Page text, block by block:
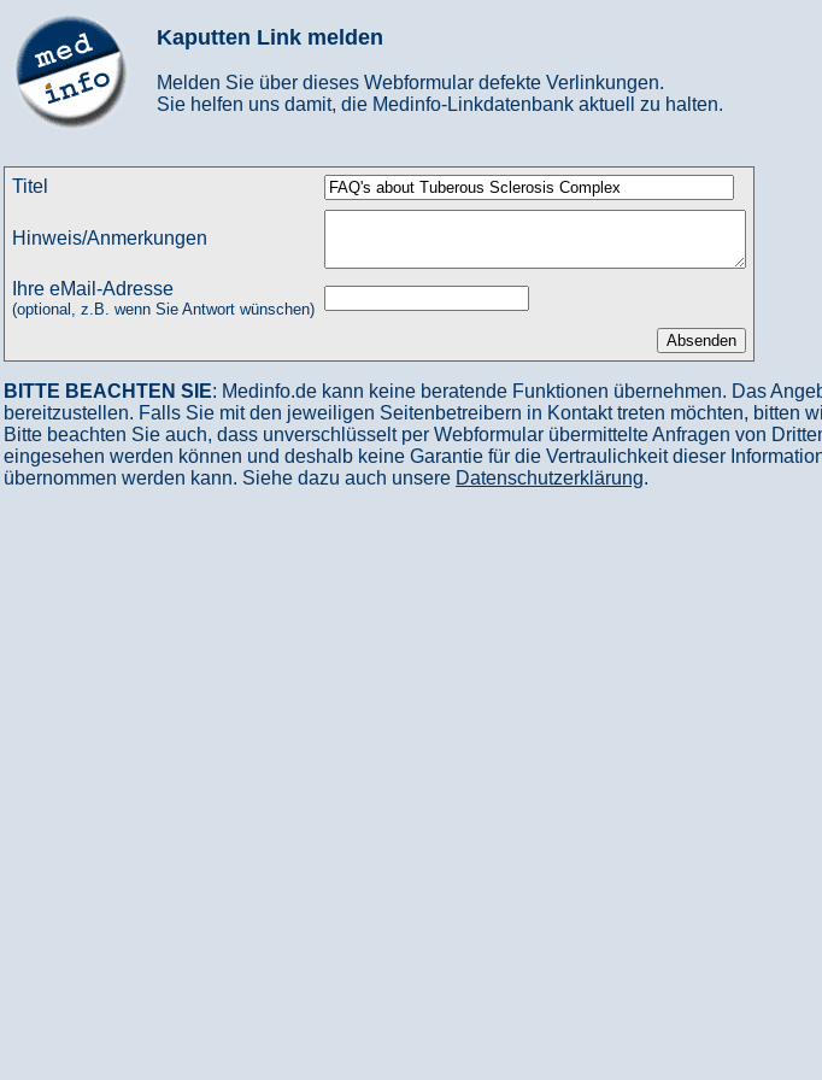
Kaputten Link melden
Melden Sie über dieses Webformular defekte Verlinkungen.
Sie helfen uns damit, die Medinfo-Linkdatenbank aktuell zu halten.
Titel
Hinweis/Anmerkungen
Ihre eMail-Adresse
(optional, z.B. wenn Sie Antwort wünschen)
BITTE BEACHTEN SIE: Medinfo.de kann keine beratende Funktionen übernehmen. Das
bereitzustellen. Falls Sie mit den jeweiligen Seitenbetreibern in Kontakt treten möchten, bitten
Bitte beachten Sie auch, dass unverschlüsselt per Webformular übermittelte Anfragen von
eingesehen werden können und deshalb keine Garantie für die Vertraulichkeit dieser
übernommen werden kann. Siehe dazu auch unsere Datenschutzerklärung.